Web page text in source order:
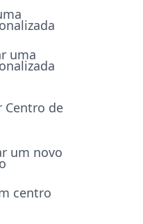
uma
Centro de
um novo
centro